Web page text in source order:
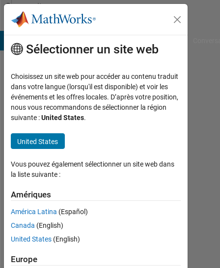
Passer au contenu
Community
Profile
Dimitrios
Patikas
Last
presque
2 ans il
|
depuis
2022
Followers:
0
Sélectionner un site web
Choisissez un site web pour accéder au contenu traduit
dans votre langue (lorsqu'il est disponible) et voir les
événements et les offres locales. D’après votre position,
nous vous recommandons de sélectionner la région
suivante :United States.
United States
Vous pouvez également sélectionner un site web dans
la liste suivante :
Amériques
América Latina (Español)
Canada (English)
United States (English)
Europe